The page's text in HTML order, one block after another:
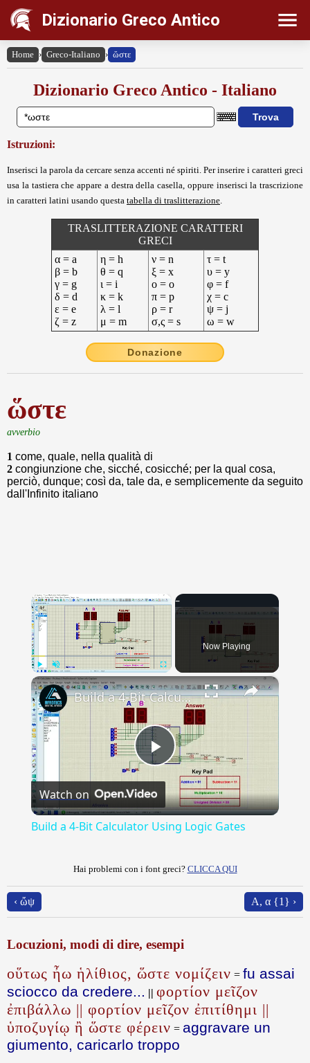
Dizionario Greco Antico
Home › Greco-Italiano › ὥστε
Dizionario Greco Antico - Italiano
Istruzioni:
Inserisci la parola da cercare senza accenti né spiriti. Per inserire i caratteri greci
usa la tastiera che appare a destra della casella, oppure inserisci la trascrizione
in caratteri latini usando questa tabella di traslitterazione
TRASLITTERAZIONE CARATTERI
GRECI
α = a
β = b
γ = g
δ = d
ε = e
ζ = z
η = h
θ = q
ι = i
κ = k
λ = l
μ = m
ν = n
ξ = x
ο = o
π = p
ρ = r
σ,ς = s
τ = t
υ = y
φ = f
χ = c
ψ = j
ω = w
Donazione
ὥστε
avverbio
1 come, quale, nella qualità di
2 congiunzione che, sicché, cosicché; per la qual cosa,
perciò, dunque; così da, tale da, e semplicemente da seguito
dall'Infinito italiano
×
Play Unmute
Now Playing
×
Play
Video
Build a 4-Bit Calculator Using Logic Gates
Watch on
Build a 4-Bit Calculator Using Logic Gates
Hai problemi con i font greci? CLICCA QUI
‹ ὤψ Α, α {1} ›
Locuzioni, modi di dire, esempi
οὕτως ἦω ἡλίθιος, ὥστε νομίζειν = fu assai
sciocco da credere... || φορτίον μεῖζον
ἐπιβάλλω || φορτίον μεῖζον ἐπιτίθημι ||
ὑποζυγίῳ ἢ ὥστε φέρειν = aggravare un
giumento, caricarlo troppo